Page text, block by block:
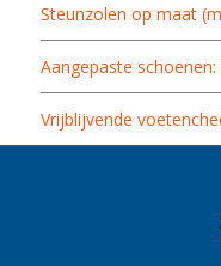
Steunzolen op maat
Aangepaste
Vrijblijvende